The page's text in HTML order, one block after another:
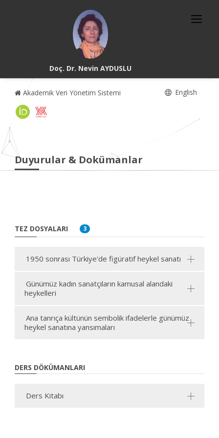
Doç. Dr. Nevin AYDUSLU
Akademik Veri Yönetim Sistemi English
Duyurular & Dokümanlar
TEZ DOSYALARI 3
1950 sonrası Türkiye'de figüratif heykel sanatı
Günümüz kadın sanatçıların kamusal alandaki
heykelleri
Ana tanrıça kültünün sembolik ifadelerle günümüz
heykel sanatına yansımaları
DERS DÖKÜMANLARI
Ders Kitabı